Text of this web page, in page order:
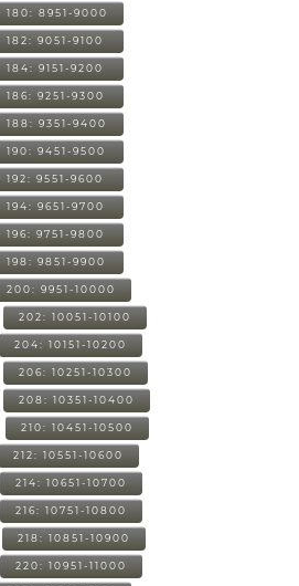
180: 8951-9000
182: 9051-9100
184: 9151-9200
186: 9251-9300
188: 9351-9400
190: 9451-9500
192: 9551-9600
194: 9651-9700
196: 9751-9800
198: 9851-9900
200: 9951-10000
202: 10051-10100
204: 10151-10200
206: 10251-10300
208: 10351-10400
210: 10451-10500
212: 10551-10600
214: 10651-10700
216: 10751-10800
218: 10851-10900
220: 10951-11000